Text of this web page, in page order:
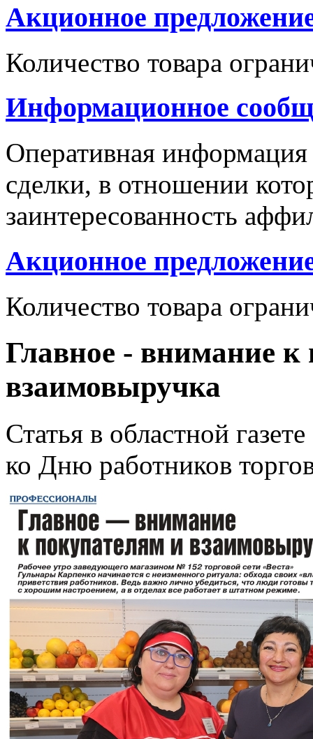
Акционное
Количество товара
Информационное
Оперативная
сделки, в отношении
заинтересованность
Акционное
Количество товара
Главное - внимание к
взаимовыручка
Статья в областной
ко Дню работников